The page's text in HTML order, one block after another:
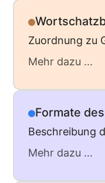
Zuordnung zu
Mehr dazu ...
Formate
Beschreibung
Mehr dazu ...